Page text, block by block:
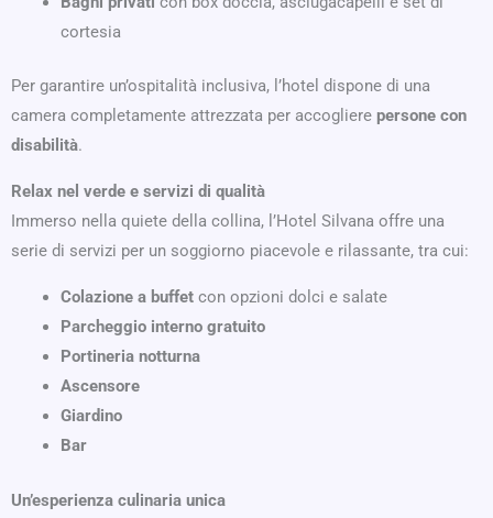
cortesia
Per garantire un’ospitalità inclusiva, l’hotel dispone di una
camera completamente attrezzata per accogliere persone con
disabilità.
Relax nel verde e servizi di qualità
Immerso nella quiete della collina, l’Hotel Silvana offre una
serie di servizi per un soggiorno piacevole e rilassante, tra cui:
Colazione a buffet con opzioni dolci e salate
Parcheggio interno gratuito
Portineria notturna
Ascensore
Giardino
Bar
Un’esperienza culinaria unica